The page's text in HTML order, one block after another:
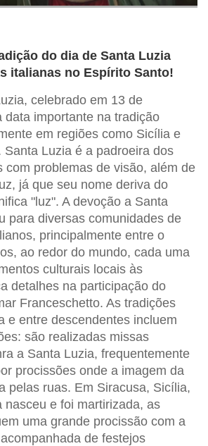
do dia de Santa Luzia
italianas no Espírito Santo!
celebrado em 13 de
data importante na tradição
em regiões como Sicília e
Santa Luzia é a padroeira dos
com problemas de visão, além de
já que seu nome deriva do
"luz". A devoção a Santa
para diversas comunidades de
principalmente entre o
ao redor do mundo, cada uma
culturais locais às
detalhes na participação do
Franceschetto. As tradições
e entre descendentes incluem
são realizadas missas
a Santa Luzia, frequentemente
procissões onde a imagem da
pelas ruas. Em Siracusa, Sicília,
nasceu e foi martirizada, as
uma grande procissão com a
de festejos